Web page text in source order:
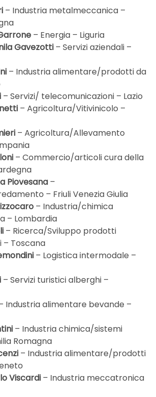
– Industria metalmeccanica –
– Energia – Liguria
Gavezotti – Servizi aziendali –
– Industria alimentare/prodotti da
– Servizi/ telecomunicazioni – Lazio
– Agricoltura/Vitivinicolo –
– Agricoltura/Allevamento
– Commercio/articoli cura della
Piovesana –
– Friuli Venezia Giulia
– Industria/chimica
– Lombardia
– Ricerca/Sviluppo prodotti
Toscana
– Logistica intermodale –
– Servizi turistici alberghi –
Industria alimentare bevande –
– Industria chimica/sistemi
Romagna
– Industria alimentare/prodotti
Viscardi – Industria meccatronica